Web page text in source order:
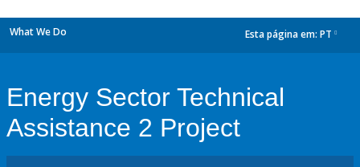
What We Do Esta página em: PT
Energy Sector Technical
Assistance 2 Project